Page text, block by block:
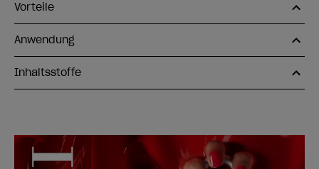
Vorteile
Anwendung
Inhaltsstoffe